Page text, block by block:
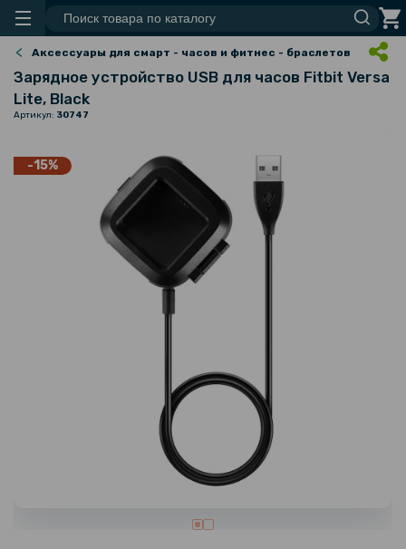
Аксессуары для смарт - часов и фитнес - браслетов
Зарядное устройство USB для часов Fitbit Versa
Lite, Black
Артикул: 30747
-15%